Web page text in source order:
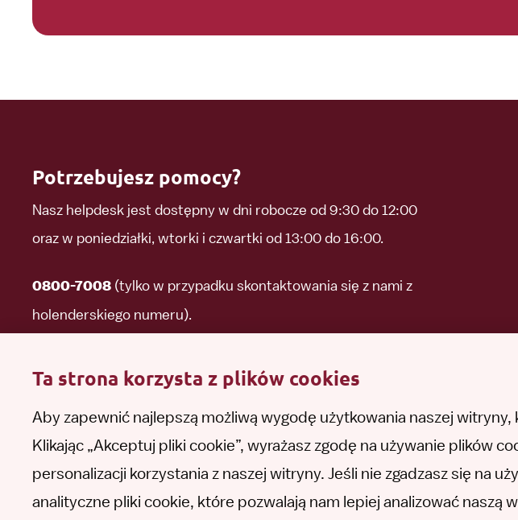
Potrzebujesz pomocy?
Nasz helpdesk jest dostępny w dni robocze od 9:30 do 12:00
oraz w poniedziałki, wtorki i czwartki od 13:00 do 16:00.
0800-7008 (tylko w przypadku skontaktowania się z nami z
holenderskiego numeru).
polskiego numeru).
Zadaj pytanie Kontakt
Ta strona korzysta z plików cookies
Aby zapewnić najlepszą możliwą wygodę użytkowania naszej
Klikając „Akceptuj pliki cookie”, wyrażasz zgodę na używanie plików
personalizacji korzystania z naszej witryny. Jeśli nie zgadzasz się na
analityczne pliki cookie, które pozwalają nam lepiej analizować